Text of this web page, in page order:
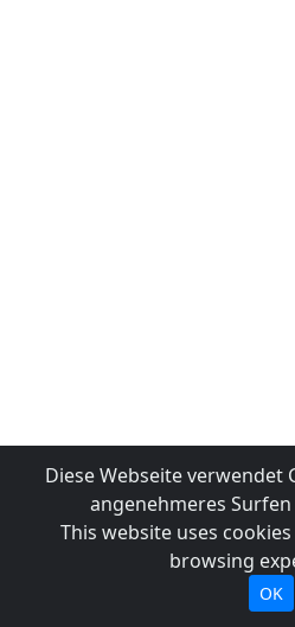
Diese Webseite verwendet
angenehmeres
This website uses
browsing
OK